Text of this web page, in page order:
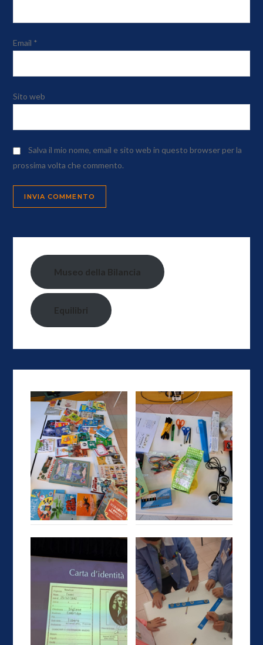
Email *
Sito web
Salva il mio nome, email e sito web in questo browser per la
prossima volta che commento.
Museo della Bilancia
Equilibri